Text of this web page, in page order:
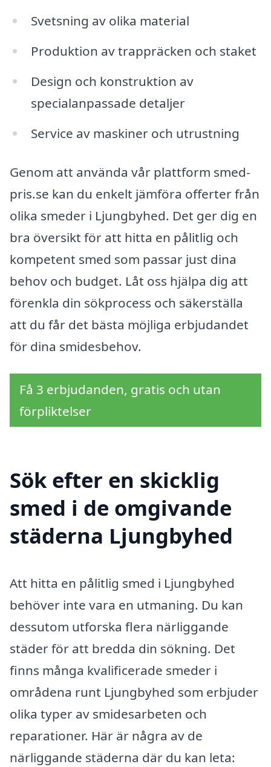
Svetsning av olika material
Produktion av trappräcken och staket
Design och konstruktion av
specialanpassade detaljer
Service av maskiner och utrustning
Genom att använda vår plattform smed-
pris.se kan du enkelt jämföra offerter från
olika smeder i Ljungbyhed. Det ger dig en
bra översikt för att hitta en pålitlig och
kompetent smed som passar just dina
behov och budget. Låt oss hjälpa dig att
förenkla din sökprocess och säkerställa
att du får det bästa möjliga erbjudandet
för dina smidesbehov.
Få 3 erbjudanden, gratis och utan
förpliktelser
Sök efter en skicklig
smed i de omgivande
städerna Ljungbyhed
Att hitta en pålitlig smed i Ljungbyhed
behöver inte vara en utmaning. Du kan
dessutom utforska flera närliggande
städer för att bredda din sökning. Det
finns många kvalificerade smeder i
områdena runt Ljungbyhed som erbjuder
olika typer av smidesarbeten och
reparationer. Här är några av de
närliggande städerna där du kan leta: